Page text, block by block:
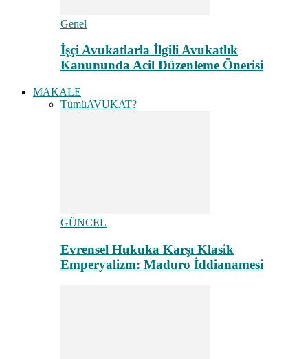
Genel
İşçi Avukatlarla İlgili Avukatlık
Kanununda Acil Düzenleme Önerisi
MAKALE
TümüAVUKAT?
GÜNCEL
Evrensel Hukuka Karşı Klasik
Emperyalizm: Maduro İddianamesi